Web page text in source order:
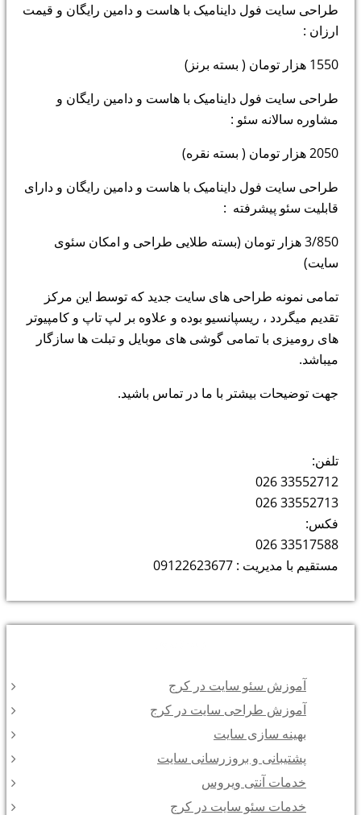
طراحی سایت فول داینامیک با هاست و دامین رایگان و قیمت
ارزان :
1550 هزار تومان ( بسته برنز)
طراحی سایت فول داینامیک با هاست و دامین رایگان و
مشاوره سالانه سئو :
2050 هزار تومان ( بسته نقره)
طراحی سایت فول داینامیک با هاست و دامین رایگان و دارای
قابلیت سئو پیشرفته :
3/850 هزار تومان (بسته طلایی طراحی و امکان سئوی
سایت)
تمامی نمونه طراحی های سایت جدید که توسط این مرکز
تقدیم میگردد ، ریسپانسیو بوده و علاوه بر لپ تاپ و کامپیوتر
های رومیزی با تمامی گوشی های موبایل و تبلت ها سازگار
میباشد.
جهت توضیحات بیشتر با ما در تماس باشید.
تلفن:
33552712 026
33552713 026
فکس:
33517588 026
مستقیم با مدیریت : 09122623677
آموزش سئو سایت در کرج
آموزش طراحی سایت در کرج
بهینه سازی سایت
پشتیبانی و بروزرسانی سایت
خدمات آنتی ویروس
خدمات سئو سایت در کرج